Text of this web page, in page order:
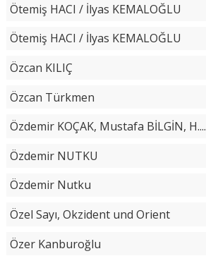
Ötemiş HACI / İlyas KEMALOĞLU
Ötemiş HACI / İlyas KEMALOĞLU
Özcan KILIÇ
Özcan Türkmen
Özdemir KOÇAK, Mustafa BİLGİN, H....
Özdemir NUTKU
Özdemir Nutku
Özel Sayı, Okzident und Orient
Özer Kanburoğlu